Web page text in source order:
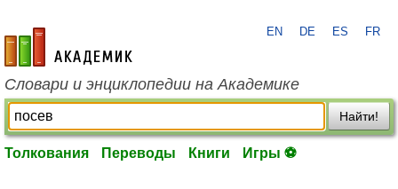
academic.ru
EN DE ES FR
Словари и энциклопедии на Академике
Найти!
Толкования Переводы Книги Игры ⚽